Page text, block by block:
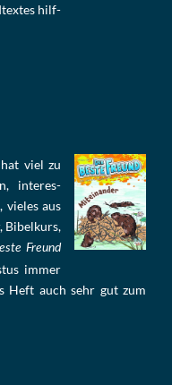
hilf­
viel zu
in­te­res­
vie­les aus
Bi­bel­kurs,
Freund
im­mer
Heft auch sehr gut zum